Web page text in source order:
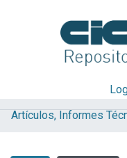
Explorar